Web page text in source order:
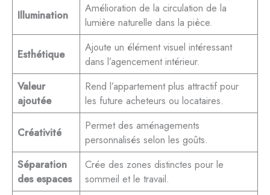
Illumination
Amélioration de la circulation de la
lumière naturelle dans la pièce.
Esthétique
Ajoute un élément visuel intéressant
dans l’agencement intérieur.
Valeur
ajoutée
Rend l’appartement plus attractif pour
les future acheteurs ou locataires.
Créativité
Permet des aménagements
personnalisés selon les goûts.
Séparation
des espaces
Crée des zones distinctes pour le
sommeil et le travail.